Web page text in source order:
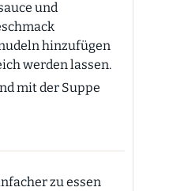
und
hinzufügen
werden lassen.
mit der Suppe
zu essen